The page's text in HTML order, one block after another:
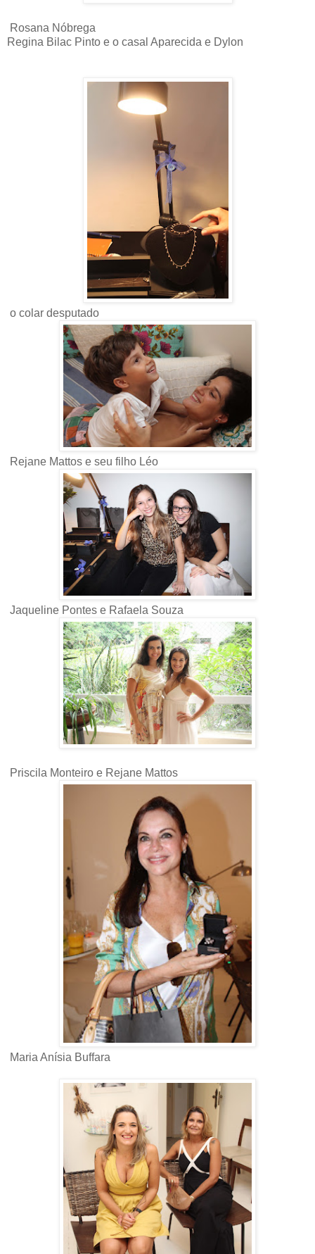
Rosana Nóbrega
Regina Bilac Pinto e o casal Aparecida e Dylon
o colar desputado
Rejane Mattos e seu filho Léo
Jaqueline Pontes e Rafaela Souza
Priscila Monteiro e Rejane Mattos
Maria Anísia Buffara